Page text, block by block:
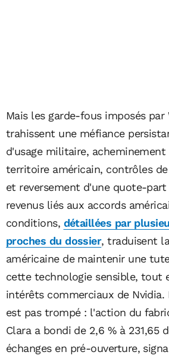
Mais les garde-fous imposés par
trahissent une méfiance
d'usage militaire,
territoire américain, contrôles
et reversement d'une quote-part
revenus liés aux accords
conditions, détaillées par
proches du dossier, traduisent
américaine de maintenir une
cette technologie sensible, tout
intérêts commerciaux de Nvidia.
est pas trompé : l'action du
Clara a bondi de 2,6 % à 231,65
échanges en pré-ouverture,